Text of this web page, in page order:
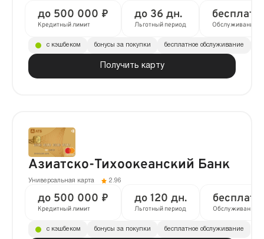
до 500 000 ₽
Кредитный лимит
до 36 дн.
Льготный период Обслуживание
Получить карту
с кэшбеком бонусы за покупки бесплатное обслуживание
Азиатско-Тихоокеанский Банк
Универсальная карта 2.96
до 500 000 ₽
Кредитный лимит
до 120 дн.
Льготный период Обслуживание
с кэшбеком бонусы за покупки бесплатное обслуживание